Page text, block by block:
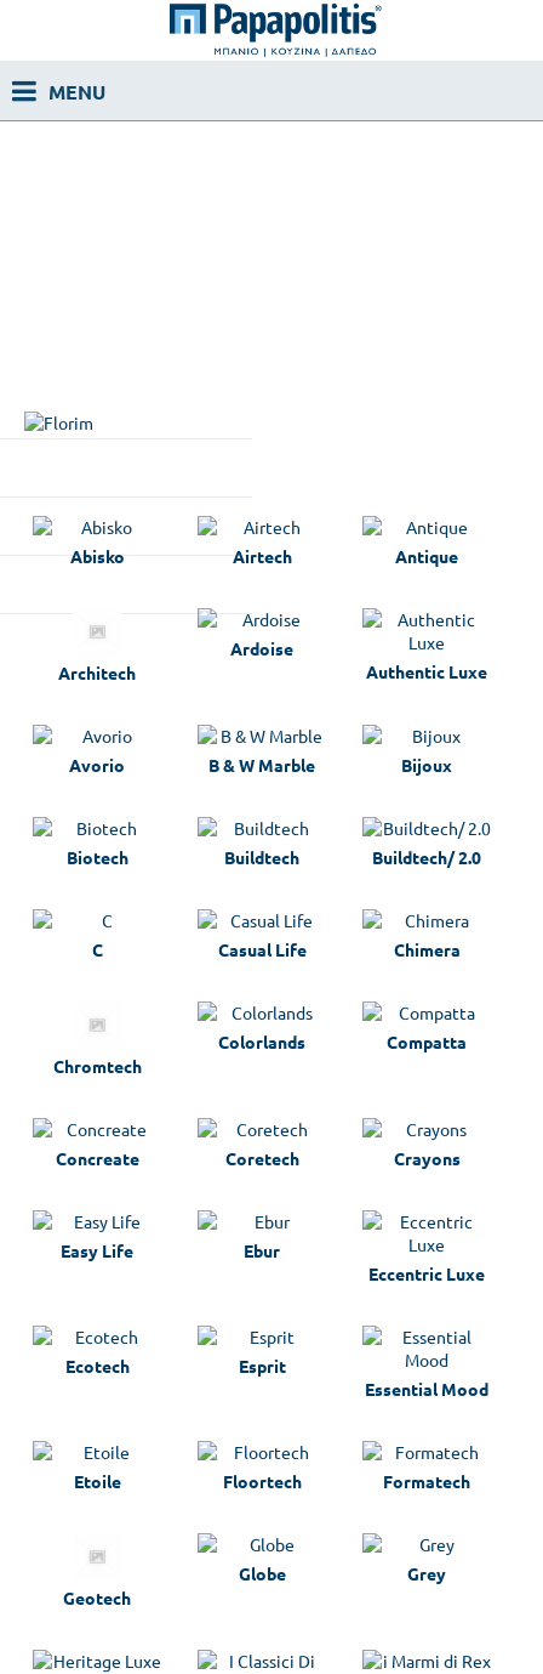
Abisko Airtech Antique
Architech
Ardoise
Authentic Luxe
Avorio B & W Marble Bijoux
Biotech Buildtech Buildtech/ 2.0
C Casual Life Chimera
Chromtech
Colorlands Compatta
Concreate Coretech Crayons
Easy Life
Ebur
Eccentric Luxe
Ecotech
Esprit
Essential Mood
Etoile Floortech Formatech
Geotech
Globe Grey